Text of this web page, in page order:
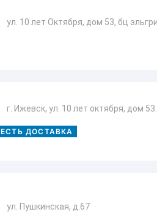
ул. 10 лет Октября, дом 53, бц
г. Ижевск, ул. 10 лет октября, дом 53...
ЕСТЬ ДОСТАВКА
ул. Пушкинская, д.67